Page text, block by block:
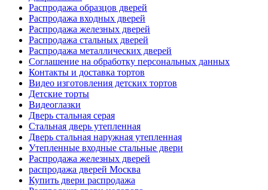
Распродажа образцов дверей
Распродажа входных дверей
Распродажа железных дверей
Распродажа стальных дверей
Распродажа металлических дверей
Соглашение на обработку персональных данных
Контакты и доставка тортов
Видео изготовления детских тортов
Детские торты
Видеоглазки
Дверь стальная серая
Стальная дверь утепленная
Дверь стальная наружная утепленная
Утепленные входные стальные двери
Распродажа железных дверей
распродажа дверей Москва
Купить двери распродажа